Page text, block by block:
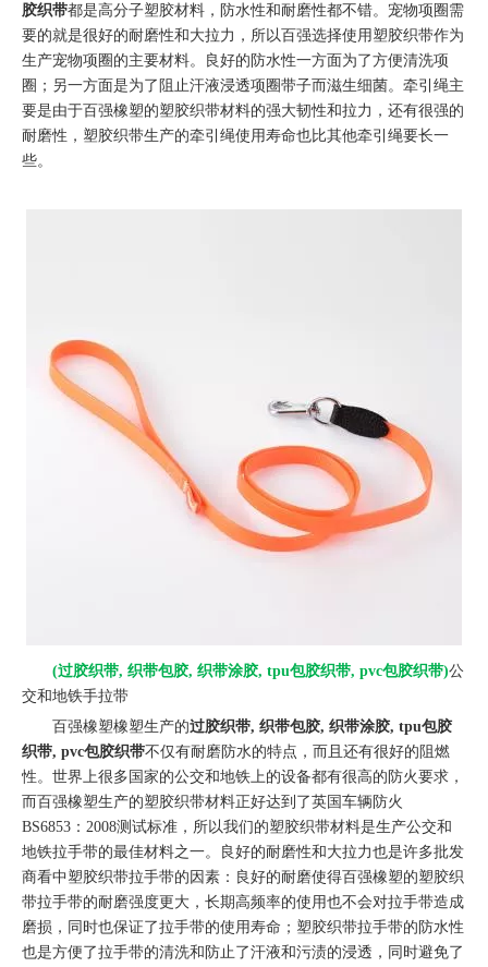
胶织带都是高分子塑胶材料，防水性和耐磨性都不错。宠物项圈需
要的就是很好的耐磨性和大拉力，所以百强选择使用塑胶织带作为
生产宠物项圈的主要材料。良好的防水性一方面为了方便清洗项
圈；另一方面是为了阻止汗液浸透项圈带子而滋生细菌。牵引绳主
要是由于百强橡塑的塑胶织带材料的强大韧性和拉力，还有很强的
耐磨性，塑胶织带生产的牵引绳使用寿命也比其他牵引绳要长一
些。
(过胶织带, 织带包胶, 织带涂胶, tpu包胶织带, pvc包胶织带)公
交和地铁手拉带
百强橡塑橡塑生产的过胶织带, 织带包胶, 织带涂胶, tpu包胶
织带, pvc包胶织带不仅有耐磨防水的特点，而且还有很好的阻燃
性。世界上很多国家的公交和地铁上的设备都有很高的防火要求，
而百强橡塑生产的塑胶织带材料正好达到了英国车辆防火
BS6853：2008测试标准，所以我们的塑胶织带材料是生产公交和
地铁拉手带的最佳材料之一。良好的耐磨性和大拉力也是许多批发
商看中塑胶织带拉手带的因素：良好的耐磨使得百强橡塑的塑胶织
带拉手带的耐磨强度更大，长期高频率的使用也不会对拉手带造成
磨损，同时也保证了拉手带的使用寿命；塑胶织带拉手带的防水性
也是方便了拉手带的清洗和防止了汗液和污渍的浸透，同时避免了